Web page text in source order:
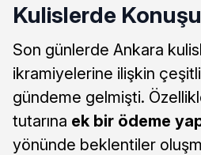
Kulislerde
Son günlerde Ankara
ikramiyelerine ilişkin
gündeme gelmişti.
tutarına ek bir ödeme
yönünde beklentiler